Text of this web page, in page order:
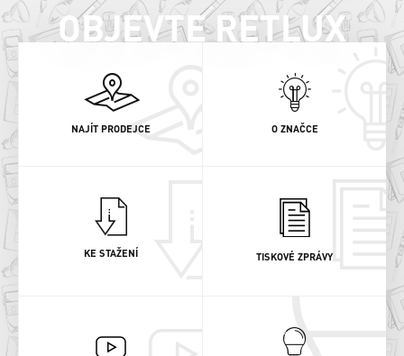
OBJEVTE RETLUX
NAJÍT PRODEJCE O ZNAČCE
KE STAŽENÍ TISKOVÉ ZPRÁVY